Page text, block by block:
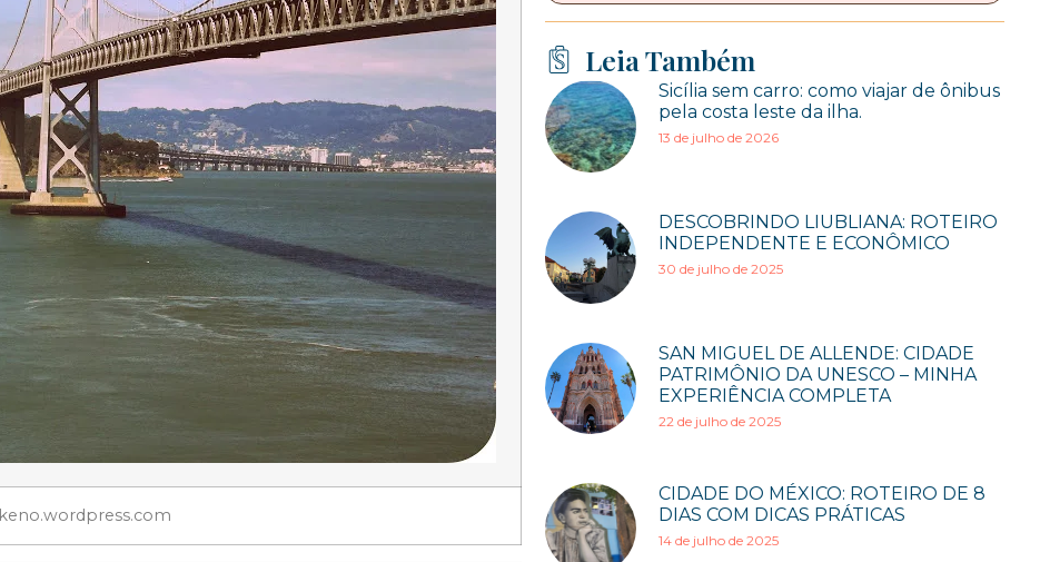
Leia Também
Sicília sem carro: como viajar de ônibus
pela costa leste da ilha.
13 de julho de 2026
DESCOBRINDO LIUBLIANA: ROTEIRO
INDEPENDENTE E ECONÔMICO
30 de julho de 2025
SAN MIGUEL DE ALLENDE: CIDADE
PATRIMÔNIO DA UNESCO – MINHA
EXPERIÊNCIA COMPLETA
22 de julho de 2025
CIDADE DO MÉXICO: ROTEIRO DE 8
DIAS COM DICAS PRÁTICAS
14 de julho de 2025